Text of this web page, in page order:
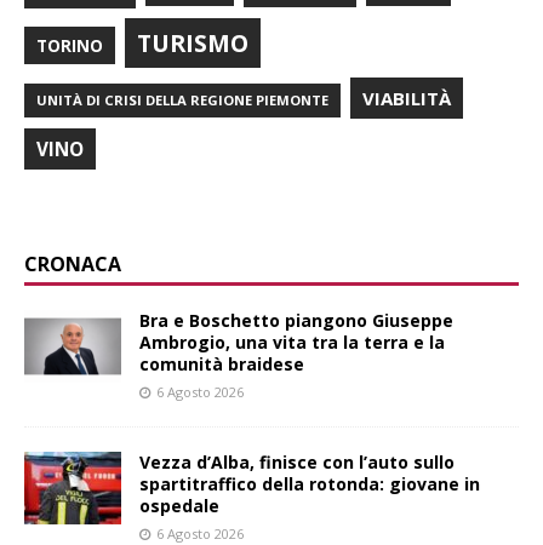
TORINO TURISMO
UNITÀ DI CRISI DELLA REGIONE PIEMONTE VIABILITÀ
VINO
CRONACA
Bra e Boschetto piangono Giuseppe
Ambrogio, una vita tra la terra e la
comunità braidese
6 Agosto 2026
Vezza d’Alba, finisce con l’auto sullo
spartitraffico della rotonda: giovane in
ospedale
6 Agosto 2026